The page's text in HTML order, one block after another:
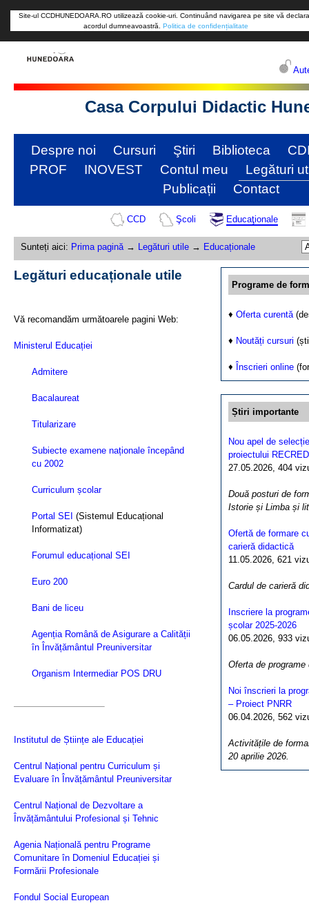
Site-ul CCDHUNEDOARA.RO utilizează cookie-uri. Continuând navigarea pe site vă
acordul dumneavoastră. Politica de confidențialitate
Casa Corpului Didactic
Despre noi Cursuri Ştiri Biblioteca
PROF
INOVEST Contul meu
Legături
Publicații
Contact
CCD Şcoli Educaţionale
Sunteți aici: Prima pagină→ Legături utile → Educaționale
Programe de
♦ Oferta curentă
♦ Noutăți cursuri
♦ Înscrieri online
Știri importante
Nou apel de
proiectului RECRED
27.05.2026, 404
Două posturi de
Istorie și Limba și
Ofertă de formare
carieră didactică
11.05.2026, 621
Cardul de carieră
Inscriere la
școlar 2025-2026
06.05.2026, 933
Oferta de programe
Noi înscrieri la
– Proiect PNRR
06.04.2026, 562
Activitățile de
20 aprilie 2026.
Legături educaționale utile
Vă recomandăm următoarele pagini Web:
Ministerul Educației
Admitere
Bacalaureat
Titularizare
Subiecte examene naționale începând
cu 2002
Curriculum școlar
Portal SEI (Sistemul Educațional
Informatizat)
Forumul educațional SEI
Euro 200
Bani de liceu
Agenția Română de Asigurare a Calității
în Învățământul Preuniversitar
Organism Intermediar POS DRU
Institutul de Științe ale Educației
Centrul Național pentru Curriculum și
Evaluare în Învățământul Preuniversitar
Centrul Național de Dezvoltare a
Învățământului Profesional și Tehnic
Agenia Națională pentru Programe
Comunitare în Domeniul Educației și
Formării Profesionale
Fondul Social European